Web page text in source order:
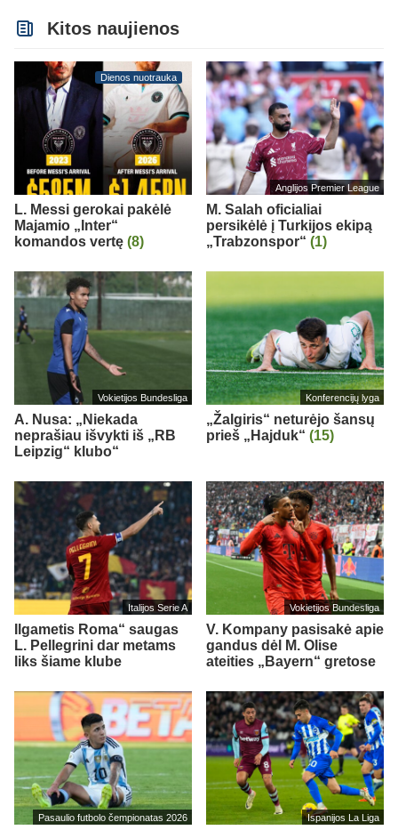
Kitos naujienos
Dienos nuotrauka
L. Messi gerokai pakėlė
Majamio „Inter“
komandos vertę (8)
Anglijos Premier League
M. Salah oficialiai
persikėlė į Turkijos ekipą
„Trabzonspor“ (1)
Vokietijos Bundesliga
A. Nusa: „Niekada
neprašiau išvykti iš „RB
Leipzig“ klubo“
Konferencijų lyga
„Žalgiris“ neturėjo šansų
prieš „Hajduk“ (15)
Italijos Serie A
Ilgametis Roma“ saugas
L. Pellegrini dar metams
liks šiame klube
Vokietijos Bundesliga
V. Kompany pasisakė apie
gandus dėl M. Olise
ateities „Bayern“ gretose
Pasaulio futbolo čempionatas 2026 Ispanijos La Liga